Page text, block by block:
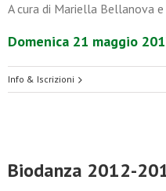
A cura di Mariella Bellanova
Domenica 21 maggio
Info & Iscrizioni
Biodanza 2012-